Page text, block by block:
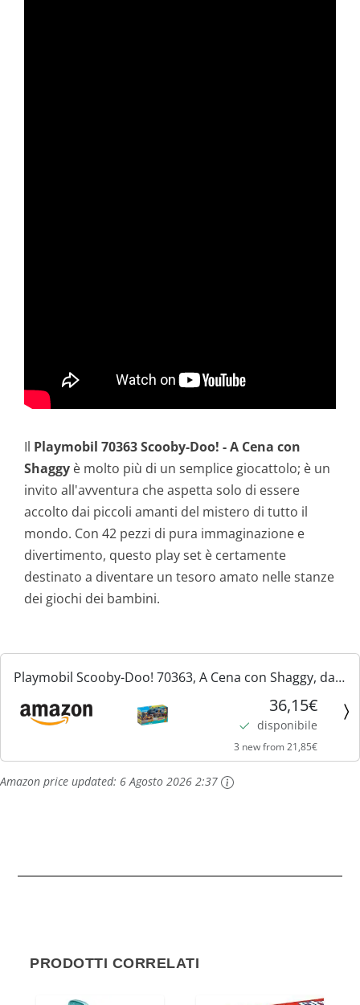
Il Playmobil 70363 Scooby-Doo! - A Cena con
Shaggy è molto più di un semplice giocattolo; è un
invito all'avventura che aspetta solo di essere
accolto dai piccoli amanti del mistero di tutto il
mondo. Con 42 pezzi di pura immaginazione e
divertimento, questo play set è certamente
destinato a diventare un tesoro amato nelle stanze
dei giochi dei bambini.
Playmobil Scooby-Doo! 70363, A Cena con Shaggy, dai
36,15€
disponibile
3 new from 21,85€
Amazon price updated: 6 Agosto 2026 2:37
PRODOTTI CORRELATI